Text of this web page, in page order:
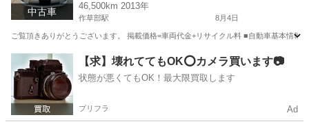
中古車
46,500km 2013年
作草部駅 8月4日
ご覧頂きありがとうございます。 掲載価格=車両代金+リサイクル料 ■自動車基本情
千葉 千葉市 作草部駅 アクア 車両
【求】壊れててもOK⭕️カメラ買います📷
状態が悪くてもOK！最大限買取します
プリフラ Ad